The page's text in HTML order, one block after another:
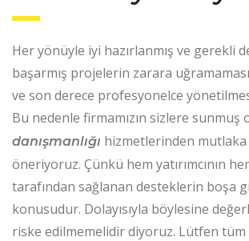
Her yönüyle iyi hazırlanmış ve gerekli
başarmış projelerin zarara
ve son derece profesyonelce
Bu nedenle firmamızın sizlere sunmuş
danışmanlığı hizmetlerinden mutlaka
öneriyoruz. Çünkü hem yatırımcının
tarafından sağlanan desteklerin boşa
konusudur. Dolayısıyla böylesine
riske edilmemelidir diyoruz. Lütfen